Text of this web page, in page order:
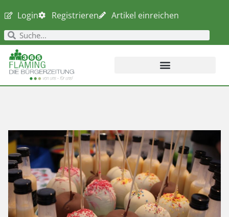
Login Registrieren Artikel einreichen